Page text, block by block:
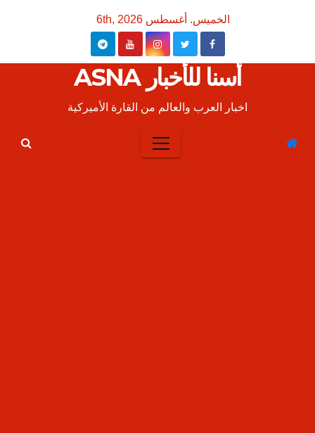
الخميس. أغسطس 6th, 2026
أسنا للأخبار ASNA
اخبار العرب والعالم من القارة الأميركية